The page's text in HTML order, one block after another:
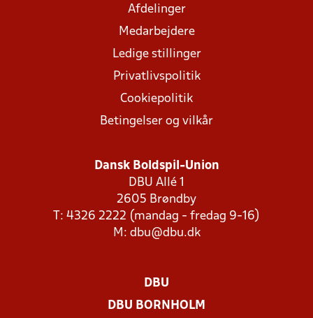
Afdelinger
Medarbejdere
Ledige stillinger
Privatlivspolitik
Cookiepolitik
Betingelser og vilkår
Dansk Boldspil-Union
DBU Allé 1
2605 Brøndby
T: 4326 2222 (mandag - fredag 9-16)
M: dbu@dbu.dk
DBU
DBU BORNHOLM